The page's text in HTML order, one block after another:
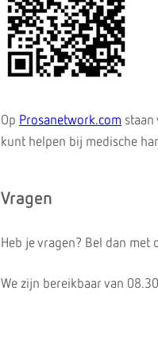
Op Prosanetwork.com
kunt helpen bij medische
Vragen
Heb je vragen? Bel dan
We zijn bereikbaar van